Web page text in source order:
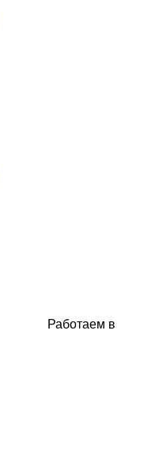
Работаем в